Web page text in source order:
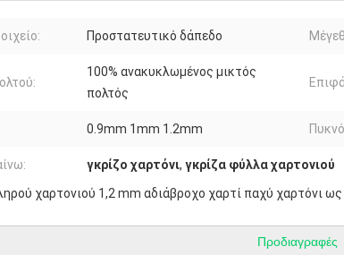
Προστατευτικό δάπεδο
100% ανακυκλωμένος μικτός
πολτός
0.9mm 1mm 1.2mm
γκρίζο χαρτόνι, γκρίζα φύλλα χαρτονιού
χαρτονιού 1,2 mm αδιάβροχο χαρτί παχύ χαρτόνι
Προδιαγραφές